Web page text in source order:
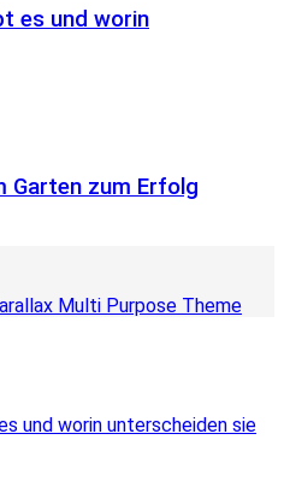
es und worin
Garten zum Erfolg